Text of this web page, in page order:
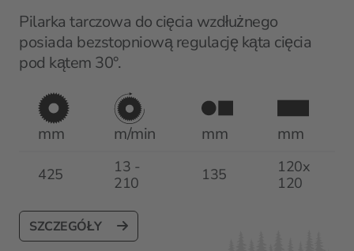
Pilarka tarczowa do cięcia wzdłużnego
posiada bezstopniową regulację kąta cięcia
pod kątem 30°.
mm m/min mm mm
425
13 -
210
135
120x
120
SZCZEGÓŁY